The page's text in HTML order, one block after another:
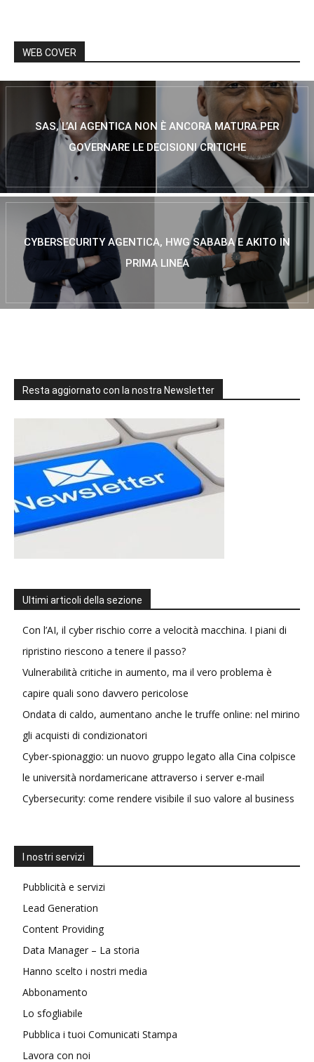
WEB COVER
SAS, L’AI AGENTICA NON È ANCORA MATURA PER
GOVERNARE LE DECISIONI CRITICHE
CYBERSECURITY AGENTICA, HWG SABABA E AKITO IN
PRIMA LINEA
Resta aggiornato con la nostra Newsletter
Ultimi articoli della sezione
Con l’AI, il cyber rischio corre a velocità macchina. I piani di
ripristino riescono a tenere il passo?
Vulnerabilità critiche in aumento, ma il vero problema è
capire quali sono davvero pericolose
Ondata di caldo, aumentano anche le truffe online: nel mirino
gli acquisti di condizionatori
Cyber-spionaggio: un nuovo gruppo legato alla Cina colpisce
le università nordamericane attraverso i server e-mail
Cybersecurity: come rendere visibile il suo valore al business
I nostri servizi
Pubblicità e servizi
Lead Generation
Content Providing
Data Manager – La storia
Hanno scelto i nostri media
Abbonamento
Lo sfogliabile
Pubblica i tuoi Comunicati Stampa
Lavora con noi